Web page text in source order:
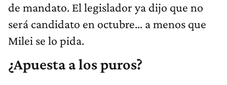
de mandato. El legislador ya dijo que no
será candidato en octubre… a menos que
Milei se lo pida.
¿Apuesta a los puros?